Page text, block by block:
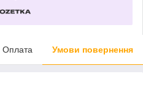
Оплата Умови повернення